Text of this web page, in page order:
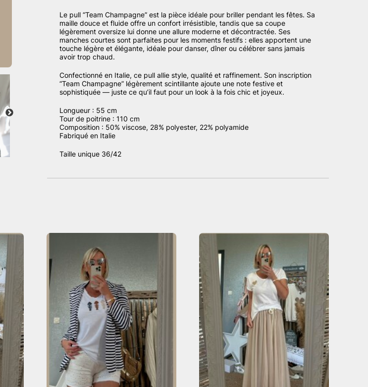
Le pull “Team Champagne” est la pièce idéale pour briller pendant les fêtes. Sa
maille douce et fluide offre un confort irrésistible, tandis que sa coupe
légèrement oversize lui donne une allure moderne et décontractée. Ses
manches courtes sont parfaites pour les moments festifs : elles apportent une
touche légère et élégante, idéale pour danser, dîner ou célébrer sans jamais
avoir trop chaud.
Confectionné en Italie, ce pull allie style, qualité et raffinement. Son inscription
“Team Champagne” légèrement scintillante ajoute une note festive et
sophistiquée — juste ce qu’il faut pour un look à la fois chic et joyeux.
Longueur : 55 cm
Tour de poitrine : 110 cm
Composition : 50% viscose, 28% polyester, 22% polyamide
Fabriqué en Italie
Taille unique 36/42